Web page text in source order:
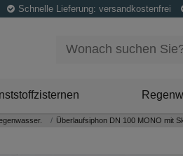
Schnelle Lieferung: versandkostenfrei
Überlaufsiphon DN 100 MONO mit